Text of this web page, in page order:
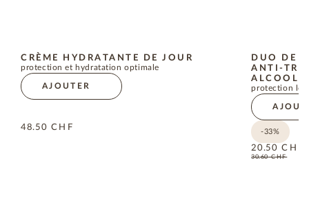
CRÈME HYDRATANTE DE JOUR
protection et hydratation optimale
AJOUTER
48.50 CHF
DUO DE
ANTI-
ALCOOL
protection
-33%
20.50 CHF
30.60CHF